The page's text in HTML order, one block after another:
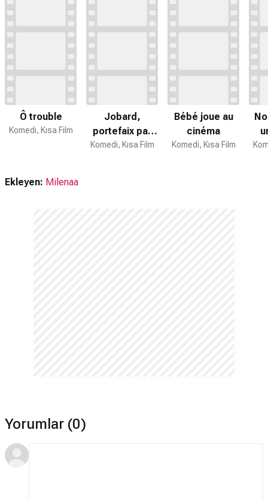
Ô trouble
Komedi, Kısa Film
Jobard,
portefaix par
amour
Komedi, Kısa Film
Bébé joue au
cinéma
Komedi, Kısa Film
Ekleyen: Milenaa
Yorumlar (0)